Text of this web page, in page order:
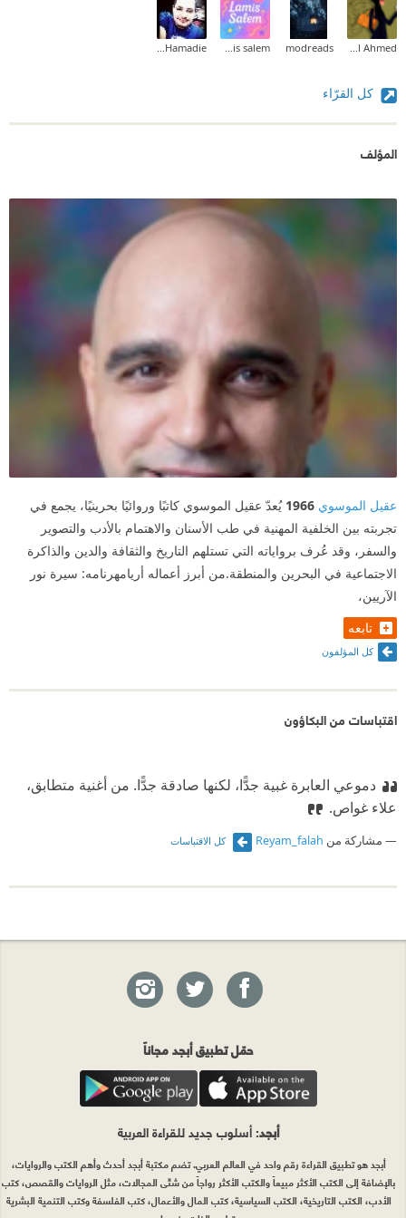
jewel Ahmed
modreads
lamis salem
Mazen Hamadie
كل القرّاء
المؤلف
عقيل الموسوي 1966 يُعدّ عقيل الموسوي كاتبًا وروائيًا بحرينيًا، يجمع في
تجربته بين الخلفية المهنية في طب الأسنان والاهتمام بالأدب والتصوير
والسفر، وقد عُرف برواياته التي تستلهم التاريخ والثقافة والدين والذاكرة
الاجتماعية في البحرين والمنطقة.من أبرز أعماله أريامهرنامه: سيرة نور
الآريين،
تابعه
كل المؤلفون
اقتباسات من البكاؤون
دموعي العابرة غبية جدًّا، لكنها صادقة جدًّا. ‫ من أغنية متطابق،
علاء غواص.
مشاركة من Reyam_falah كل الاقتباسات
حمّل تطبيق أبجد مجاناً
أبجد: أسلوب جديد للقراءة العربية
أبجد هو تطبيق القراءة رقم واحد في العالم العربي. تضم مكتبة أبجد أحدث وأهم الكتب والروايات،
بالإضافة إلى الكتب الأكثر مبيعاً والكتب الأكثر رواجاً من شتّى المجالات، مثل الروايات والقصص، كتب
الأدب، الكتب التاريخية، الكتب السياسية، كتب المال والأعمال، كتب الفلسفة وكتب التنمية البشرية